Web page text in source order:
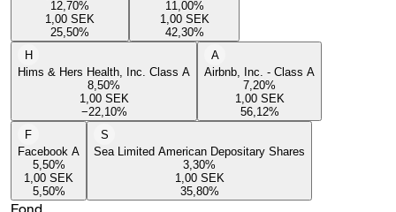
12,70%
1,00 SEK
25,50%
11,00%
1,00 SEK
42,30%
H
Hims & Hers Health, Inc. Class A
8,50%
1,00 SEK
−22,10%
A
Airbnb, Inc. - Class A
7,20%
1,00 SEK
56,12%
F
Facebook A
5,50%
1,00 SEK
5,50%
S
Sea Limited American Depositary Shares
3,30%
1,00 SEK
35,80%